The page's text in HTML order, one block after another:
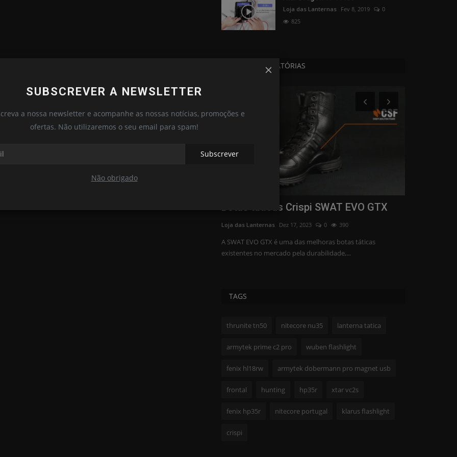
SUBSCREVER A NEWSLETTER
a nossa newsletter e acompanhe as nossas notícias, promoções e
ofertas. Não utilizaremos o seu email para spam!
Subscrever
Não obrigado
Loja das Lanternas Fev 8, 2019
0
825
NOTÍCIAS ALEATÓRIAS
Lanternas
Botas táticas Crispi SWAT EVO GTX
Loja das Lanternas Dez 17, 2023 0 390
A SWAT EVO GTX é uma das melhoras botas táticas
existentes no mercado pela durabilidade,...
TAGS
thrunite tn50 nitecore nu35 lanterna tatica
armytek prime c2 pro wuben flashlight
fenix hl18rw armytek dobermann pro magnet usb
frontal hunting hp35r xtar vc2s
fenix hp35r nitecore portugal klarus flashlight
crispi